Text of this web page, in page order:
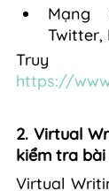
Mạng
Twitter,
https://
2. Virtual
kiểm tra bài
Virtual